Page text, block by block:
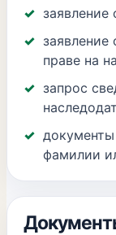
заявление
заявление
праве на
запрос
фамилии